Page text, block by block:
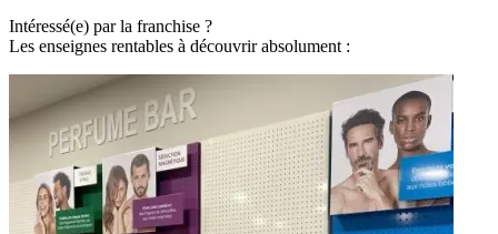
Intéressé(e) par la franchise ?
Les enseignes rentables à découvrir absolument :